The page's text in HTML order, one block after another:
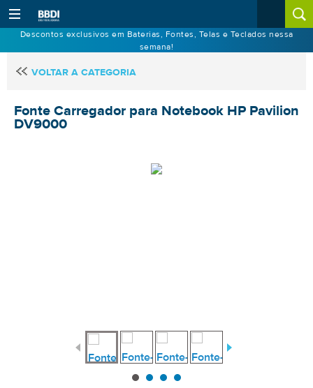
Descontos exclusivos em Baterias, Fontes, Telas e Teclados nessa
semana!
VOLTAR A CATEGORIA
Fonte Carregador para Notebook HP Pavilion
DV9000